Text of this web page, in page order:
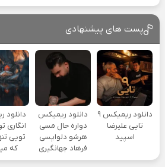
پست های پیشنهادی
دانلود ریمیکس ۹
تایی علیرضا
اسپید
دانلود ریمیکس
دواره حال مسی
هرشو دلواپسی
فرهاد جهانگیری
دانلود
انگاری
تویی
که